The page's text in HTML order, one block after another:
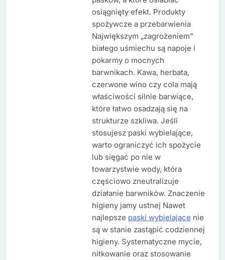
osiągnięty efekt. Produkty
spożywcze a przebarwienia
Największym „zagrożeniem”
białego uśmiechu są napoje i
pokarmy o mocnych
barwnikach. Kawa, herbata,
czerwone wino czy cola mają
właściwości silnie barwiące,
które łatwo osadzają się na
strukturze szkliwa. Jeśli
stosujesz paski wybielające,
warto ograniczyć ich spożycie
lub sięgać po nie w
towarzystwie wody, która
częściowo zneutralizuje
działanie barwników. Znaczenie
higieny jamy ustnej Nawet
najlepsze paski wybielające nie
są w stanie zastąpić codziennej
higieny. Systematyczne mycie,
nitkowanie oraz stosowanie